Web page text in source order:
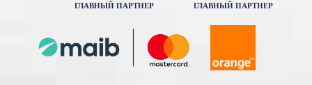
ГЛАВНЫЙ ПАРТНЕР ГЛАВНЫЙ ПАРТНЕР